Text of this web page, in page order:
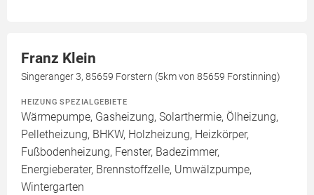
Franz Klein
Singeranger 3, 85659 Forstern (5km von 85659 Forstinning)
HEIZUNG SPEZIALGEBIETE
Wärmepumpe, Gasheizung, Solarthermie, Ölheizung,
Pelletheizung, BHKW, Holzheizung, Heizkörper,
Fußbodenheizung, Fenster, Badezimmer,
Energieberater, Brennstoffzelle, Umwälzpumpe,
Wintergarten